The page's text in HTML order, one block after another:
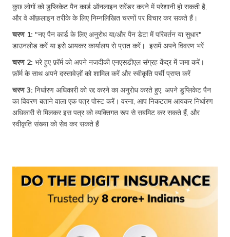
कुछ लोगों को डुप्लिकेट पैन कार्ड ऑनलाइन सरेंडर करने में परेशानी हो सकती है,
और वे ऑफ़लाइन तरीके के लिए निम्नलिखित चरणों पर विचार कर सकते हैं।
चरण 1: "नए पैन कार्ड के लिए अनुरोध या/और पैन डेटा में परिवर्तन या सुधार"
डाउनलोड करें या इसे आयकर कार्यालय से प्रात करें। इसमें अपने विवरण भरें
चरण 2: भरे हुए फ़ॉर्म को अपने नजदीकी एनएसडीएल संग्रह केंद्र में जमा करें।
फ़ॉर्म के साथ अपने दस्तावेज़ों को शामिल करें और स्वीकृति पर्ची प्राप्त करें
चरण 3: निर्धारण अधिकारी को रद्द करने का अनुरोध करते हुए, अपने डुप्लिकेट पैन
का विवरण बताने वाला एक पत्र पोस्ट करें। वरना, आप निकटतम आयकर निर्धारण
अधिकारी से मिलकर इस पत्र को व्यक्तिगत रूप से सबमिट कर सकते हैं, और
स्वीकृति संख्या को सेव कर सकते हैं